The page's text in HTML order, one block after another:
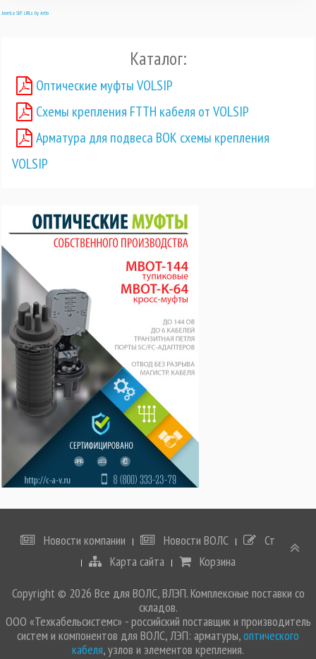
Joomla SEF URLs by Artio
Каталог:
Оптические муфты VOLSIP
Схемы крепления FTTH кабеля от VOLSIP
Арматура для подвеса ВОК схемы крепления
VOLSIP
Новости компании Новости ВОЛС
Статьи
Карта сайта
Корзина
Copyright © 2026 Все для ВОЛС, ВЛЭП. Комплексные поставки со
складов.
ООО «Техкабельсистемс» - российский поставщик и производитель
систем и компонентов для ВОЛС, ЛЭП: арматуры,оптического
кабеля, узлов и элементов крепления.